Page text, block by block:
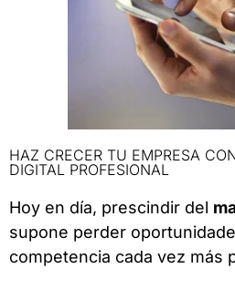
HAZ CRECER TU EMPRESA
DIGITAL PROFESIONAL
Hoy en día, prescindir del
supone perder
competencia cada vez más